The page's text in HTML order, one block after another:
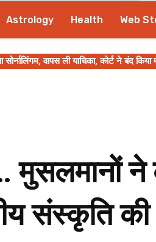
Astrology Health Web
वापस ली याचिका, कोर्ट ने बंद किया
छोटी आदतों में बदलाव से मिलेगी राहत
मुसलमानों
संस्कृति